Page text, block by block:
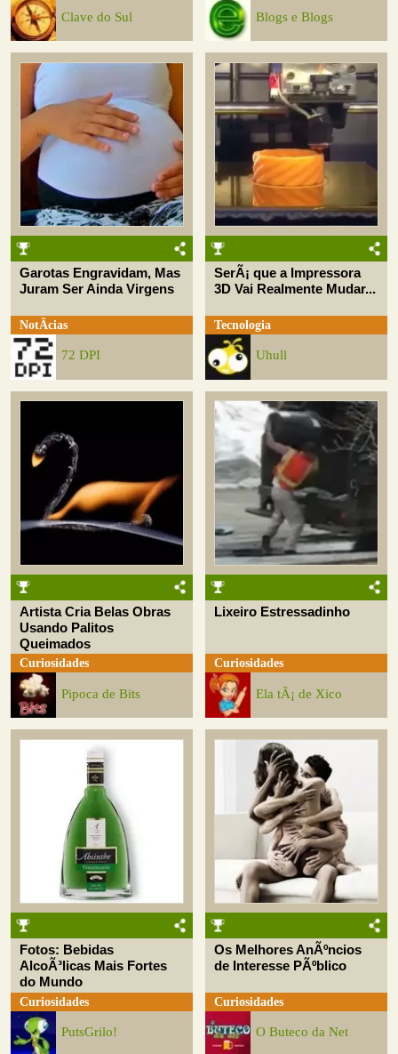
Clave do Sul Blogs e Blogs
Garotas Engravidam, Mas
Juram Ser Ainda Virgens
NotÃ­cias
72 DPI
SerÃ¡ que a Impressora
3D Vai Realmente Mudar...
Tecnologia
Uhull
Artista Cria Belas Obras
Usando Palitos
Queimados
Curiosidades
Pipoca de Bits
Lixeiro Estressadinho
Curiosidades
Ela tÃ¡ de Xico
Fotos: Bebidas
AlcoÃ³licas Mais Fortes
do Mundo
Curiosidades
PutsGrilo!
Os Melhores AnÃºncios
de Interesse PÃºblico
Curiosidades
O Buteco da Net